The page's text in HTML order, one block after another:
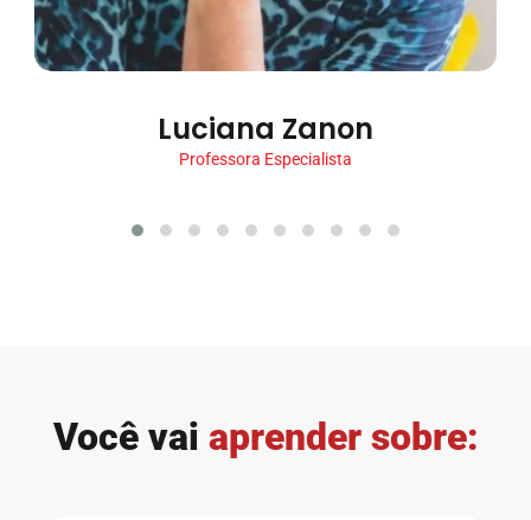
Luciana Zanon
Professora Especialista
Você vai aprender sobre: